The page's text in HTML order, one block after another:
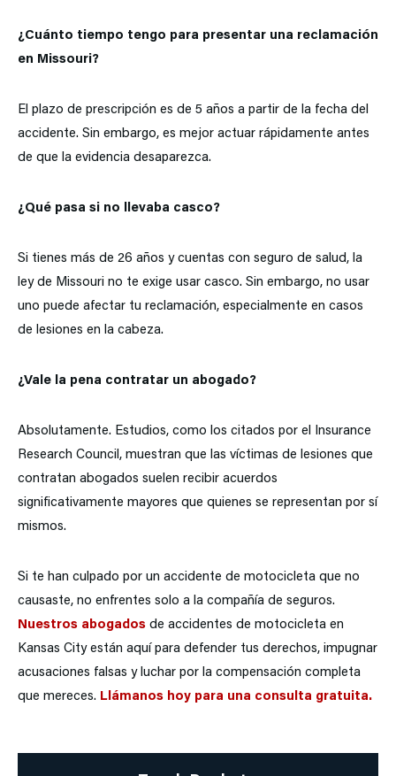
¿Cuánto tiempo tengo para presentar una reclamación
en Missouri?
El plazo de prescripción es de 5 años a partir de la fecha del
accidente. Sin embargo, es mejor actuar rápidamente antes
de que la evidencia desaparezca.
¿Qué pasa si no llevaba casco?
Si tienes más de 26 años y cuentas con seguro de salud, la
ley de Missouri no te exige usar casco. Sin embargo, no usar
uno puede afectar tu reclamación, especialmente en casos
de lesiones en la cabeza.
¿Vale la pena contratar un abogado?
Absolutamente. Estudios, como los citados por el Insurance
Research Council, muestran que las víctimas de lesiones que
contratan abogados suelen recibir acuerdos
significativamente mayores que quienes se representan por sí
mismos.
Si te han culpado por un accidente de motocicleta que no
causaste, no enfrentes solo a la compañía de seguros.
Nuestros abogados de accidentes de motocicleta en
Kansas City están aquí para defender tus derechos, impugnar
acusaciones falsas y luchar por la compensación completa
que mereces. Llámanos hoy para una consulta gratuita.